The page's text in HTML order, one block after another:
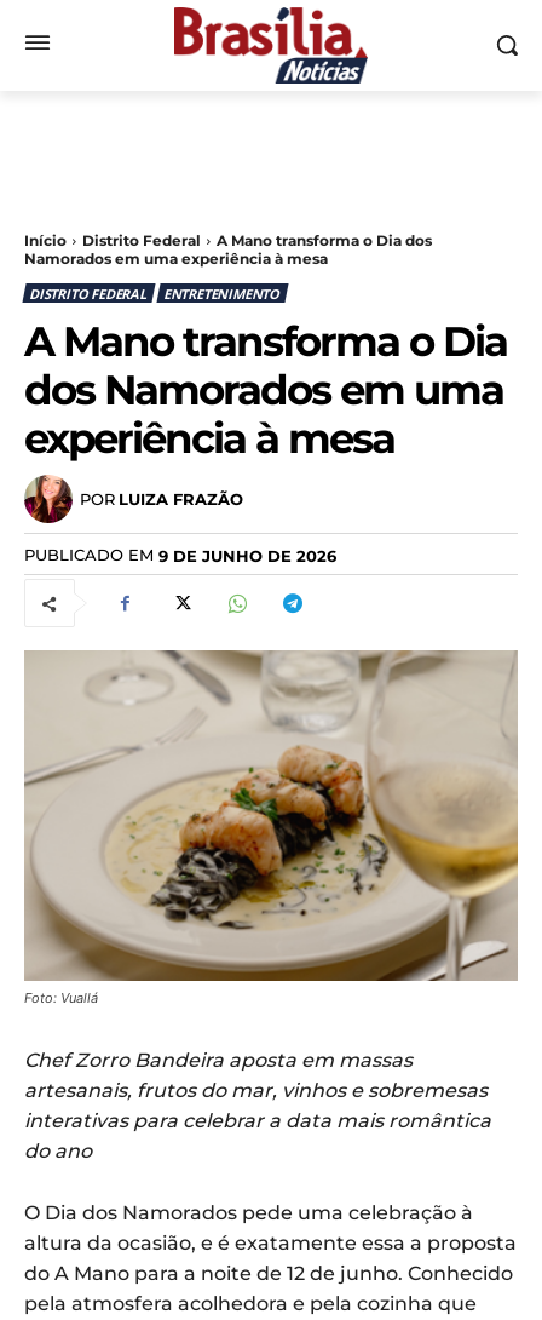
Início Distrito Federal
A Mano transforma o Dia dos
Namorados em uma experiência à mesa
DISTRITO FEDERAL
ENTRETENIMENTO
A Mano transforma o Dia
dos Namorados em uma
experiência à mesa
POR LUIZA FRAZÃO
PUBLICADO EM 9 DE JUNHO DE 2026
Foto: Vuallá
Chef Zorro Bandeira aposta em massas
artesanais, frutos do mar, vinhos e sobremesas
interativas para celebrar a data mais romântica
do ano
O Dia dos Namorados pede uma celebração à
altura da ocasião, e é exatamente essa a proposta
do A Mano para a noite de 12 de junho. Conhecido
pela atmosfera acolhedora e pela cozinha que